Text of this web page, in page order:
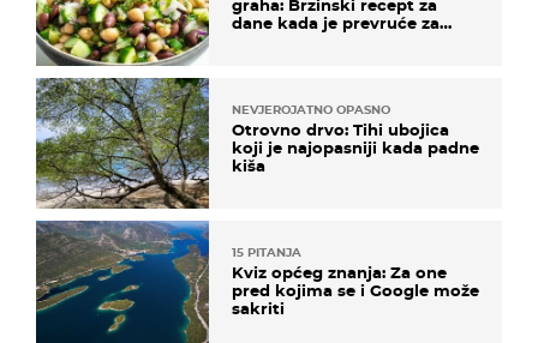
graha: Brzinski recept za
dane kada je prevruće za
NEVJEROJATNO OPASNO
Otrovno drvo: Tihi ubojica
koji je najopasniji kada padne
kiša
15 PITANJA
Kviz općeg znanja: Za one
pred kojima se i Google može
sakriti